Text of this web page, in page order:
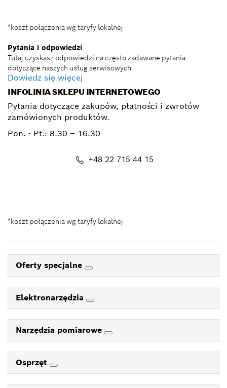
*koszt połączenia wg taryfy lokalnej
Pytania i odpowiedzi
Tutaj uzyskasz odpowiedzi na często zadawane pytania
dotyczące naszych usług serwisowych.
Dowiedz się więcej
INFOLINIA SKLEPU INTERNETOWEGO
Pytania dotyczące zakupów, płatności i zwrotów
zamówionych produktów.
Pon. - Pt.: 8.30 – 16.30
+48 22 715 44 15
*koszt połączenia wg taryfy lokalnej
Oferty specjalne
Elektronarzędzia
Narzędzia pomiarowe
Osprzęt